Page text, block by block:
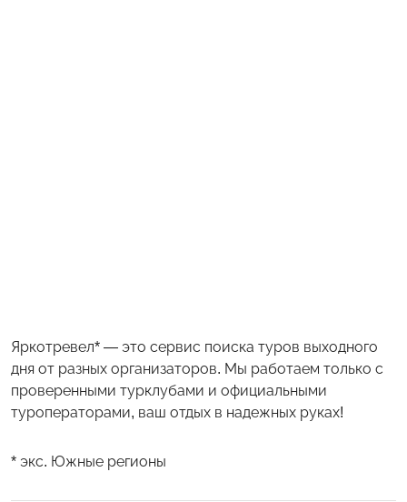
Яркотревел* — это сервис поиска туров выходного
дня от разных организаторов. Мы работаем только с
проверенными турклубами и официальными
туроператорами, ваш отдых в надежных руках!
* экс. Южные регионы